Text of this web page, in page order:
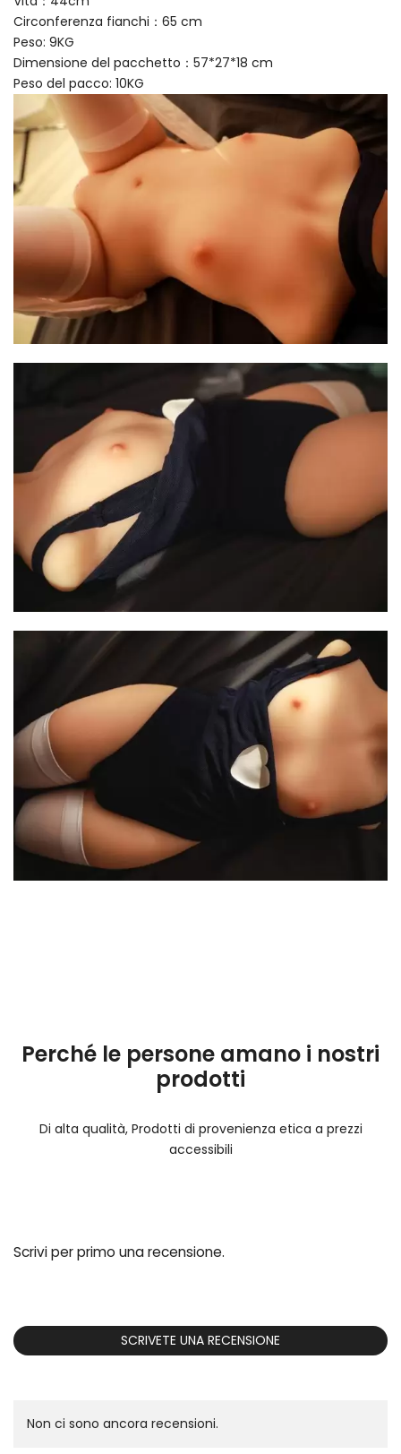
Circonferenza fianchi：65 cm
Peso: 9KG
Dimensione del pacchetto：57*27*18 cm
Peso del pacco: 10KG
Perché le persone amano i nostri
prodotti
Di alta qualità, Prodotti di provenienza etica a prezzi
accessibili
Scrivi per primo una recensione.
SCRIVETE UNA RECENSIONE
Non ci sono ancora recensioni.